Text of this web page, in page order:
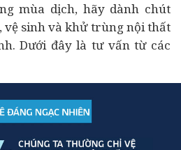
mùa dịch, hãy dành chút
vệ sinh và khử trùng nội thất
Dưới đây là tư vấn từ các